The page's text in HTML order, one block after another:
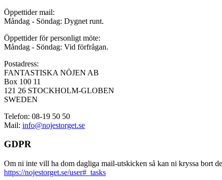
Öppettider mail:
Måndag - Söndag: Dygnet runt.
Öppettider för personligt möte:
Måndag - Söndag: Vid förfrågan.
Postadress:
FANTASTISKA NÖJEN AB
Box 100 11
121 26 STOCKHOLM-GLOBEN
SWEDEN
Telefon: 08-19 50 50
Mail: info@nojestorget.se
GDPR
Om ni inte vill ha dom dagliga mail-utskicken så kan ni kryssa bort
https://nojestorget.se/user#_tasks